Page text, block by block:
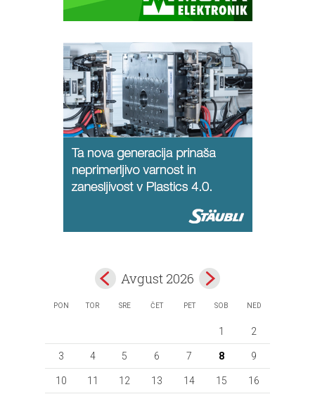
Avgust 2026
PON TOR SRE ČET PET SOB NED
1 2
3 4 5 6 7 8 9
10 11 12 13 14 15 16